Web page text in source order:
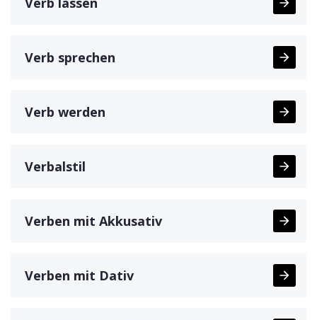
Verb sprechen
Verb werden
Verbalstil
Verben mit Akkusativ
Verben mit Dativ